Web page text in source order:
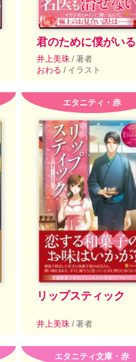
君のために僕がいる
井上美珠 / 著者
おわる / イラスト
エタニティ・赤
リップスティック
井上美珠 / 著者
エタニティ文庫・赤